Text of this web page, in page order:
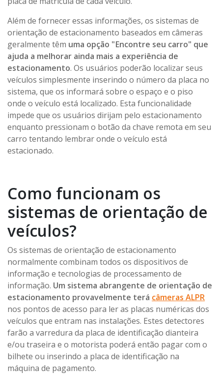
Além de fornecer essas informações, os sistemas de
orientação de estacionamento baseados em câmeras
geralmente têm uma opção "Encontre seu carro" que
ajuda a melhorar ainda mais a experiência de
estacionamento. Os usuários poderão localizar seus
veículos simplesmente inserindo o número da placa no
sistema, que os informará sobre o espaço e o piso
onde o veículo está localizado. Esta funcionalidade
impede que os usuários dirijam pelo estacionamento
enquanto pressionam o botão da chave remota em seu
carro tentando lembrar onde o veículo está
estacionado.
Como funcionam os
sistemas de orientação de
veículos?
Os sistemas de orientação de estacionamento
normalmente combinam todos os dispositivos de
informação e tecnologias de processamento de
informação. Um sistema abrangente de orientação de
estacionamento provavelmente terá câmeras ALPR
nos pontos de acesso para ler as placas numéricas dos
veículos que entram nas instalações. Estes detectores
farão a varredura da placa de identificação dianteira
e/ou traseira e o motorista poderá então pagar com o
bilhete ou inserindo a placa de identificação na
máquina de pagamento.